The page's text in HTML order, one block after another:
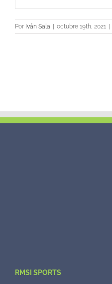
Por Iván Sala octubre 19th, 2021
RMSI SPORTS